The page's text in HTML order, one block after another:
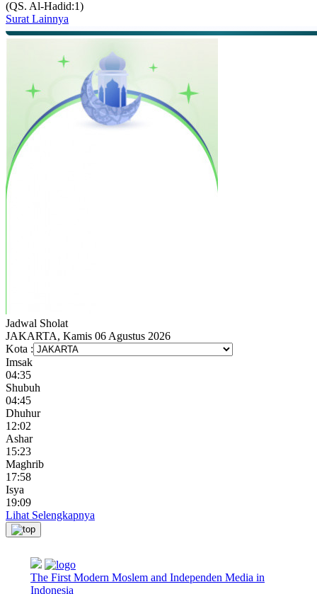
(QS. Al-Hadid:1)
Surat Lainnya
Jadwal Sholat
JAKARTA, Kamis 06 Agustus 2026
Kota :
Imsak
04:35
Shubuh
04:45
Dhuhur
12:02
Ashar
15:23
Maghrib
17:58
Isya
19:09
Lihat Selengkapnya
The First Modern Moslem and Independen Media in
Indonesia